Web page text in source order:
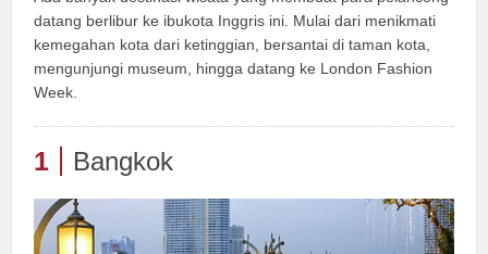
datang berlibur ke ibukota Inggris ini. Mulai dari menikmati
kemegahan kota dari ketinggian, bersantai di taman kota,
mengunjungi museum, hingga datang ke London Fashion
Week.
1 Bangkok